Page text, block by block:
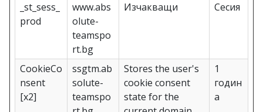
_st_sess_
prod
www.abs
olute-
teamspo
rt.bg
Изчакващи Сесия
CookieCo
nsent
[x2]
ssgtm.ab
solute-
teamspo
Stores the user's
cookie consent
state for the
1
годин
а